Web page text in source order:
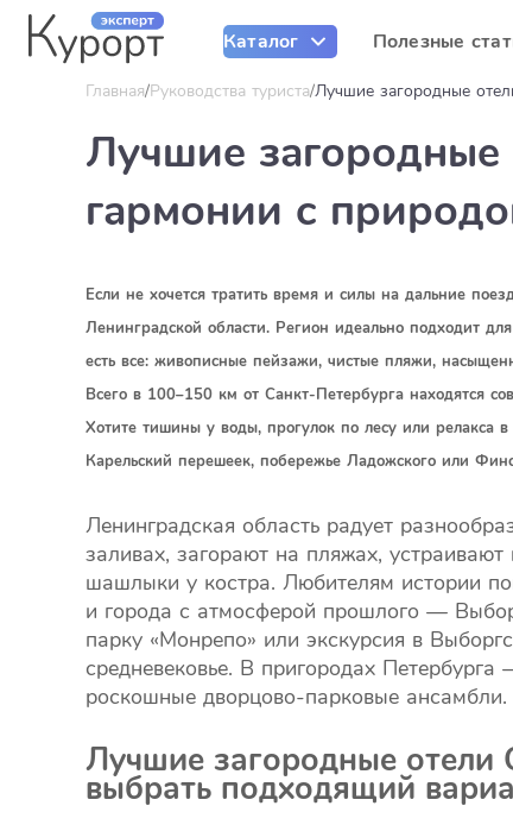
Каталог Полезные
Главная Руководства туриста Лучшие загородные
Лучшие загородные
гармонии с
Если не хочется тратить время и силы на дальние
Ленинградской области. Регион идеально подходит
есть все: живописные пейзажи, чистые пляжи,
Всего в 100–150 км от Санкт-Петербурга находятся
Хотите тишины у воды, прогулок по лесу или релакса
Карельский перешеек, побережье Ладожского или
Ленинградская область радует
заливах, загорают на пляжах,
шашлыки у костра. Любителям истории
и города с атмосферой прошлого —
парку «Монрепо» или экскурсия в
средневековье. В пригородах
роскошные дворцово-парковые ансамбли.
Лучшие загородные отели
выбрать подходящий